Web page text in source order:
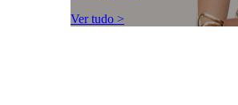
Ver tudo >